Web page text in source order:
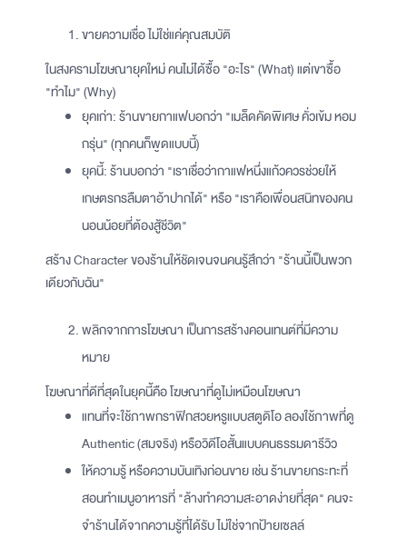
ขายความเชื่อ ไม่ใช่แค่คุณสมบัติ
ในสงครามโฆษณายุคใหม่ คนไม่ได้ซื้อ "อะไร" (What) แต่เขาซื้อ
"ทำไม" (Why)
ยุคเก่า: ร้านขายกาแฟบอกว่า "เมล็ดคัดพิเศษ คั่วเข้ม หอม
กรุ่น" (ทุกคนก็พูดแบบนี้)
ยุคนี้: ร้านบอกว่า "เราเชื่อว่ากาแฟหนึ่งแก้วควรช่วยให้
เกษตรกรลืมตาอ้าปากได้" หรือ "เราคือเพื่อนสนิทของคน
นอนน้อยที่ต้องสู้ชีวิต"
สร้าง Character ของร้านให้ชัดเจนจนคนรู้สึกว่า "ร้านนี้เป็นพวก
เดียวกับฉัน"
พลิกจากการโฆษณา เป็นการสร้างคอนเทนต์ที่มีความ
หมาย
โฆษณาที่ดีที่สุดในยุคนี้คือ โฆษณาที่ดูไม่เหมือนโฆษณา
แทนที่จะใช้ภาพกราฟิกสวยหรูแบบสตูดิโอ ลองใช้ภาพที่ดู
Authentic (สมจริง) หรือวิดีโอสั้นแบบคนธรรมดารีวิว
ให้ความรู้ หรือความบันเทิงก่อนขาย เช่น ร้านขายกระทะที่
สอนทำเมนูอาหารที่ "ล้างทำความสะอาดง่ายที่สุด" คนจะ
จำร้านได้จากความรู้ที่ได้รับ ไม่ใช่จากป้ายเซลล์